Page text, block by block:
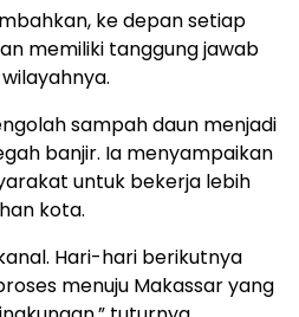
ke depan setiap
memiliki tanggung jawab
sampah daun menjadi
banjir. Ia menyampaikan
untuk bekerja lebih
kota.
Hari-hari berikutnya
menuju Makassar yang